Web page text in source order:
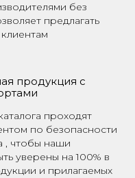
без
предлагать
продукция с
проходят
по безопасности
, чтобы наши
уверены на 100% в
и прилагаемых